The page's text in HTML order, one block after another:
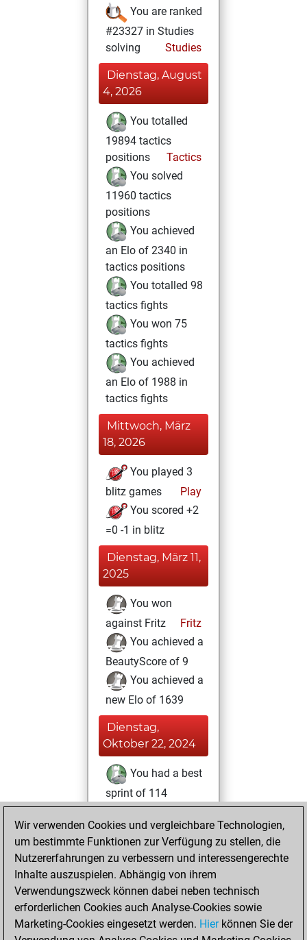
You are ranked
#23327 in Studies
solving
Studies
Dienstag, August
4, 2026
You totalled
19894 tactics
positions
Tactics
You solved
11960 tactics
positions
You achieved
an Elo of 2340 in
tactics positions
You totalled 98
tactics fights
You won 75
tactics fights
You achieved
an Elo of 1988 in
tactics fights
Mittwoch, März
18, 2026
You played 3
blitz games
Play
You scored +2
=0 -1 in blitz
Dienstag, März 11,
2025
You won
against Fritz
Fritz
You achieved a
BeautyScore of 9
You achieved a
new Elo of 1639
Dienstag,
Oktober 22, 2024
You had a best
sprint of 114
positions
Tactics
Freitag, Juli 14,
2023
You created
your Studies account
Studies
Freitag,
Wir verwenden Cookies und vergleichbare Technologien,
um bestimmte Funktionen zur Verfügung zu stellen, die
Nutzererfahrungen zu verbessern und interessengerechte
Inhalte auszuspielen. Abhängig von ihrem
Verwendungszweck können dabei neben technisch
erforderlichen Cookies auch Analyse-Cookies sowie
Marketing-Cookies eingesetzt werden. Hierkönnen Sie der